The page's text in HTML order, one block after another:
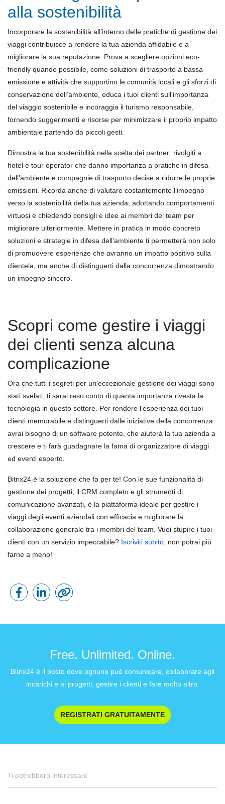
alla sostenibilità
Incorporare la sostenibilità all’interno delle pratiche di gestione dei
viaggi contribuisce a rendere la tua azienda affidabile e a
migliorare la sua reputazione. Prova a scegliere opzioni eco-
friendly quando possibile, come soluzioni di trasporto a bassa
emissione e attività che supportino le comunità locali e gli sforzi di
conservazione dell’ambiente, educa i tuoi clienti sull’importanza
del viaggio sostenibile e incoraggia il turismo responsabile,
fornendo suggerimenti e risorse per minimizzare il proprio impatto
ambientale partendo da piccoli gesti.
Dimostra la tua sostenibilità nella scelta dei partner: rivolgiti a
hotel e tour operator che danno importanza a pratiche in difesa
dell’ambiente e compagnie di trasporto decise a ridurre le proprie
emissioni. Ricorda anche di valutare costantemente l’impegno
verso la sostenibilità della tua azienda, adottando comportamenti
virtuosi e chiedendo consigli e idee ai membri del team per
migliorare ulteriormente. Mettere in pratica in modo concreto
soluzioni e strategie in difesa dell’ambiente ti permetterà non solo
di promuovere esperienze che avranno un impatto positivo sulla
clientela, ma anche di distinguerti dalla concorrenza dimostrando
un impegno sincero.
Scopri come gestire i viaggi
dei clienti senza alcuna
complicazione
Ora che tutti i segreti per un’eccezionale gestione dei viaggi sono
stati svelati, ti sarai reso conto di quanta importanza rivesta la
tecnologia in questo settore. Per rendere l’esperienza dei tuoi
clienti memorabile e distinguerti dalle iniziative della concorrenza
avrai bisogno di un software potente, che aiuterà la tua azienda a
crescere e ti farà guadagnare la fama di organizzatore di viaggi
ed eventi esperto.
Bitrix24 è la soluzione che fa per te! Con le sue funzionalità di
gestione dei progetti, il CRM completo e gli strumenti di
comunicazione avanzati, è la piattaforma ideale per gestire i
viaggi degli eventi aziendali con efficacia e migliorare la
collaborazione generale tra i membri del team. Vuoi stupire i tuoi
clienti con un servizio impeccabile? Iscriviti subito , non potrai più
farne a meno!
Free. Unlimited. Online.
Bitrix24 è il posto dove ognuno può comunicare, collaborare agli
incarichi e ai progetti, gestire i clienti e fare molto altro.
REGISTRATI GRATUITAMENTE
Ti potrebbero interessare